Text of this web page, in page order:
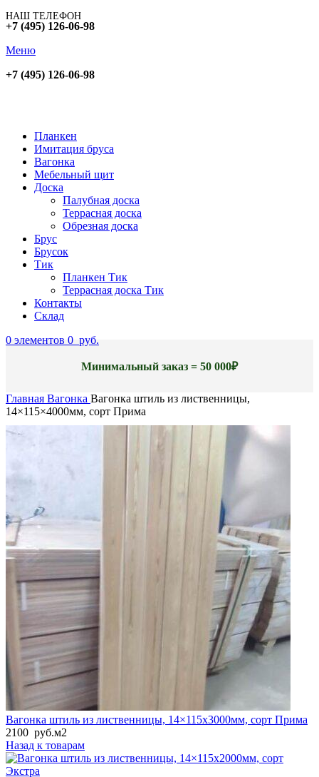
НАШ ТЕЛЕФОН
+7 (495) 126-06-98
Меню
+7 (495) 126-06-98
Планкен
Имитация бруса
Вагонка
Мебельный щит
Доска
Палубная доска
Террасная доска
Обрезная доска
Брус
Брусок
Тик
Планкен Тик
Террасная доска Тик
Контакты
Склад
0 элементов 0 руб.
Минимальный заказ = 50 000₽
Главная Вагонка Вагонка штиль из лиственницы,
14×115×4000мм, сорт Прима
Вагонка штиль из лиственницы, 14×115x3000мм, сорт Прима
2100 руб.м2
Назад к товарам